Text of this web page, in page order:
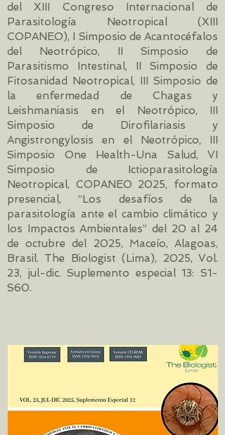
del XIII Congreso Internacional de
Parasitología Neotropical (XIII
COPANEO), I Simposio de Acantocéfalos
del Neotrópico, II Simposio de
Parasitismo Intestinal, II Simposio de
Fitosanidad Neotropical, III Simposio de
la enfermedad de Chagas y
Leishmaniasis en el Neotrópico, III
Simposio de Dirofilariasis y
Angistrongylosis en el Neotrópico, III
Simposio One Health-Una Salud, VI
Simposio de Ictioparasitología
Neotropical, COPANEO 2025, formato
presencial, “Los desafíos de la
parasitología ante el cambio climático y
los Impactos Ambientales” del 20 al 24
de octubre del 2025, Maceío, Alagoas,
Brasil. The Biologist (Lima), 2025, Vol.
23, jul-dic. Suplemento especial 13: S1-
S60.